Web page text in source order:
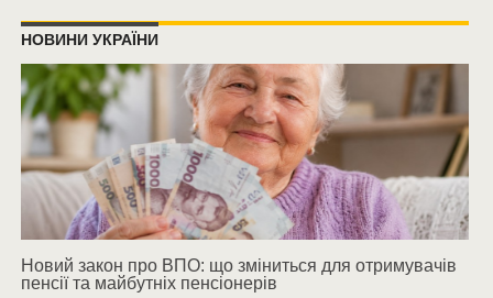
НОВИНИ УКРАЇНИ
Новий закон про ВПО: що зміниться для отримувачів
пенсії та майбутніх пенсіонерів